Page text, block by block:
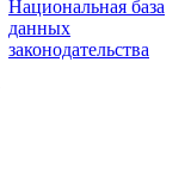
Национальная база
данных
законодательства